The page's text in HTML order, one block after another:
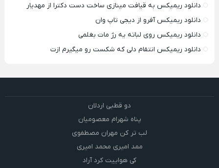
دانلود ریمیکس به قیافت مینازی ساخت دست دکترا از مهدیار
دانلود ریمیکس آفرو از ديجی تاپ وان
دانلود ریمیکس روی لباته یه رژ مات بغلمی
دانلود ریمیکس انتقام دلی که شکست رو میگیرم ازت
دو قطبی اردلان
پناه شهرام معصومیان
لب تر کن مهران مصطفوی
ممد امیری محمد امیری
کی هواییت کرد آراد